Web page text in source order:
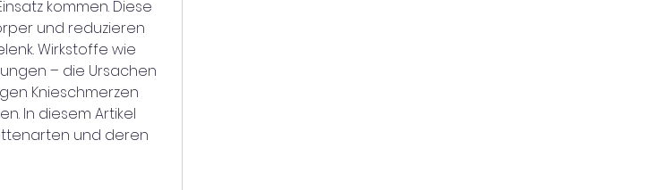
kommen. Diese
und reduzieren
Wirkstoffe wie
– die Ursachen
Knieschmerzen
In diesem Artikel
und deren